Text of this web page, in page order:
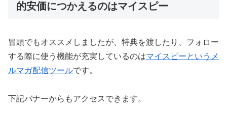
的安価につかえるのはマイスピー
冒頭でもオススメしましたが、特典を渡したり、フォロー
する際に使う機能が充実しているのはマイスピーというメ
ルマガ配信ツールです。
下記バナーからもアクセスできます。